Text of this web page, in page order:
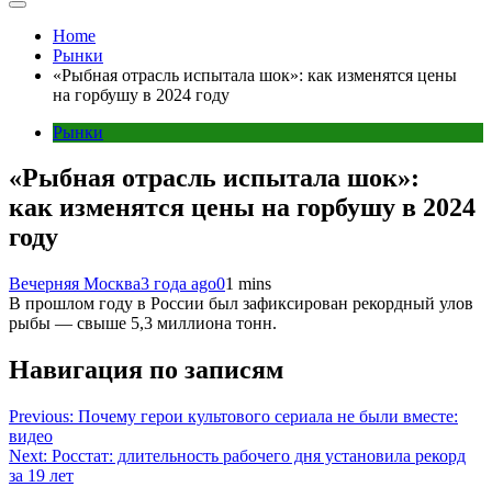
Home
Рынки
«Рыбная отрасль испытала шок»: как изменятся цены
на горбушу в 2024 году
Рынки
«Рыбная отрасль испытала шок»:
как изменятся цены на горбушу в 2024
году
Вечерняя Москва3 года ago01 mins
В прошлом году в России был зафиксирован рекордный улов
рыбы — свыше 5,3 миллиона тонн.
Навигация по записям
Previous: Почему герои культового сериала не были вместе:
видео
Next: Росстат: длительность рабочего дня установила рекорд
за 19 лет